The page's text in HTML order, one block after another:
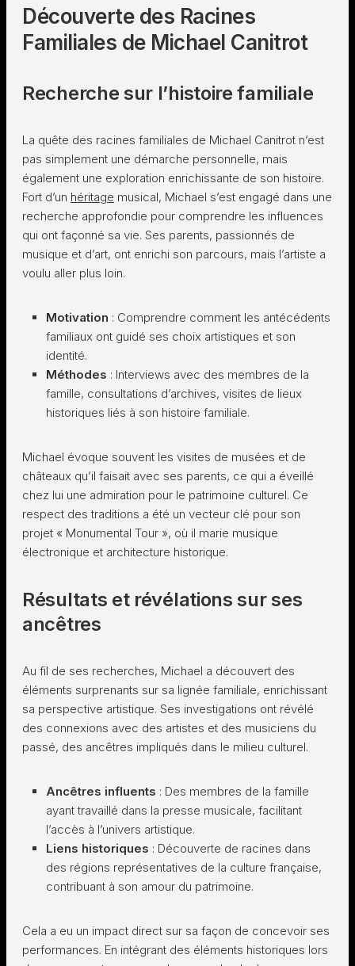
Découverte des Racines
Familiales de Michael Canitrot
Recherche sur l’histoire familiale
La quête des racines familiales de Michael Canitrot n’est
pas simplement une démarche personnelle, mais
également une exploration enrichissante de son histoire.
Fort d’un héritage musical, Michael s’est engagé dans une
recherche approfondie pour comprendre les influences
qui ont façonné sa vie. Ses parents, passionnés de
musique et d’art, ont enrichi son parcours, mais l’artiste a
voulu aller plus loin.
Motivation : Comprendre comment les antécédents
familiaux ont guidé ses choix artistiques et son
identité.
Méthodes : Interviews avec des membres de la
famille, consultations d’archives, visites de lieux
historiques liés à son histoire familiale.
Michael évoque souvent les visites de musées et de
châteaux qu’il faisait avec ses parents, ce qui a éveillé
chez lui une admiration pour le patrimoine culturel. Ce
respect des traditions a été un vecteur clé pour son
projet « Monumental Tour », où il marie musique
électronique et architecture historique.
Résultats et révélations sur ses
ancêtres
Au fil de ses recherches, Michael a découvert des
éléments surprenants sur sa lignée familiale, enrichissant
sa perspective artistique. Ses investigations ont révélé
des connexions avec des artistes et des musiciens du
passé, des ancêtres impliqués dans le milieu culturel.
Ancêtres influents : Des membres de la famille
ayant travaillé dans la presse musicale, facilitant
l’accès à l’univers artistique.
Liens historiques : Découverte de racines dans
des régions représentatives de la culture française,
contribuant à son amour du patrimoine.
Cela a eu un impact direct sur sa façon de concevoir ses
performances. En intégrant des éléments historiques lors